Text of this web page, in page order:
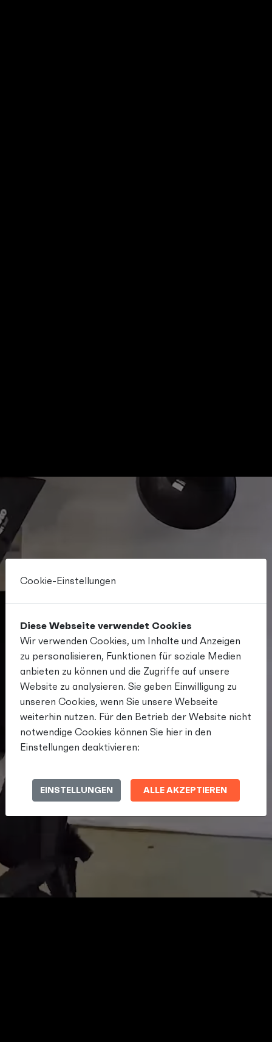
CMF Full-Service-
Werbefotografie
Cookie-Einstellungen
Diese Webseite verwendet Cookies
Wir verwenden Cookies, um Inhalte und Anzeigen
zu personalisieren, Funktionen für soziale Medien
anbieten zu können und die Zugriffe auf unsere
Website zu analysieren. Sie geben Einwilligung zu
unseren Cookies, wenn Sie unsere Webseite
weiterhin nutzen. Für den Betrieb der Website nicht
notwendige Cookies können Sie hier in den
Einstellungen deaktivieren:
EINSTELLUNGEN ALLE AKZEPTIEREN